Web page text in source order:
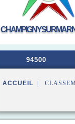
94500
ACCUEIL |